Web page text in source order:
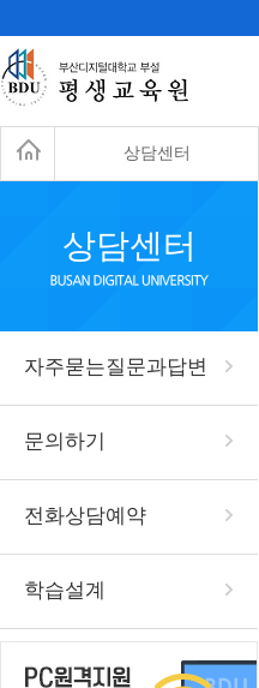
상담센터
상담센터
자주묻는질문과답변
문의하기
전화상담예약
학습설계